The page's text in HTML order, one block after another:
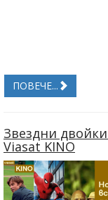
ПОВЕЧЕ...
Звездни
Viasat KINO